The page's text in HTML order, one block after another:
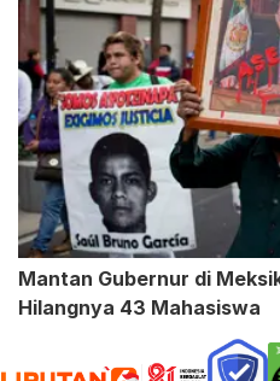
Mantan Gubernur di
Hilangnya 43 Mahasiswa